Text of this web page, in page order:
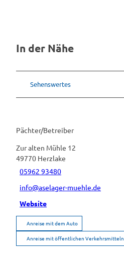
In der Nähe
Sehenswertes
Pächter/Betreiber
Zur alten Mühle 12
49770 Herzlake
05962 93480
info@aselager-muehle.de
Website
Anreise mit dem Auto
Anreise mit öffentlichen Verkehrsmitteln